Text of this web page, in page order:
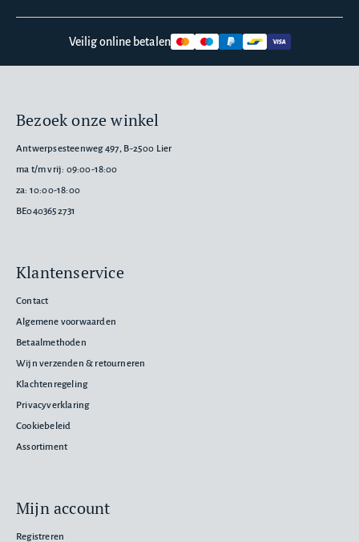
Veilig online betalen
Bezoek onze winkel
Antwerpsesteenweg 497, B-2500 Lier
ma t/m vrij: 09:00-18:00
za: 10:00-18:00
BE0403652731
Klantenservice
Contact
Algemene voorwaarden
Betaalmethoden
Wijn verzenden & retourneren
Klachtenregeling
Privacyverklaring
Cookiebeleid
Assortiment
Mijn account
Registreren